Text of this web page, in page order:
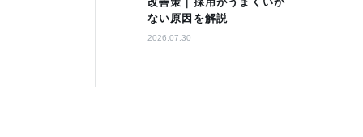
ない原因を解説
2026.07.30